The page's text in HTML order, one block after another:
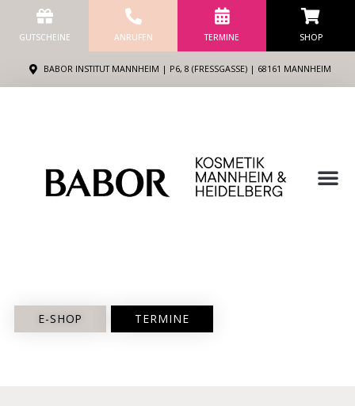
GUTSCHEINE ANRUFEN TERMINE SHOP
BABOR INSTITUT MANNHEIM | P6, 8 (FRESSGASSE) | 68161 MANNHEIM
E-SHOP TERMINE